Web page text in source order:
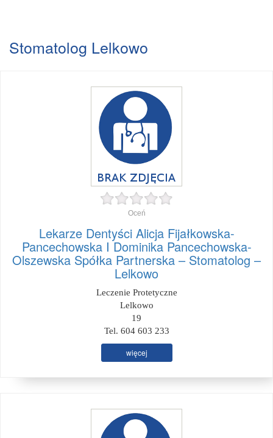
Stomatolog Lelkowo
Oceń
Lekarze Dentyści Alicja Fijałkowska-
Pancechowska I Dominika Pancechowska-
Olszewska Spółka Partnerska – Stomatolog –
Lelkowo
Leczenie Protetyczne
Lelkowo
19
Tel. 604 603 233
więcej